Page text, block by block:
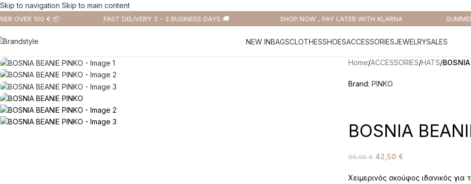
Skip to navigation Skip to main content
OVER 100 € 📦 FAST DELIVERY 2 - 3 BUSINESS DAYS 🚚 SHOP NOW , PAY LATER WITH KLARNA
NEW INBAGSCLOTHESSHOESACCESSORIESJEWELRYSALES
-50%
Home/ACCESSORIES/HATS/
Brand: PINKO
BOSNIA
85,00€ 42,50 €
Χειμερινός σκούφος ιδανικός